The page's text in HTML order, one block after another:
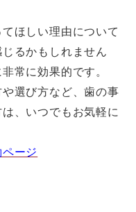
ほしい理由について
るかもしれません
常に効果的です。
選び方など、歯の事
、いつでもお気軽に
ージ